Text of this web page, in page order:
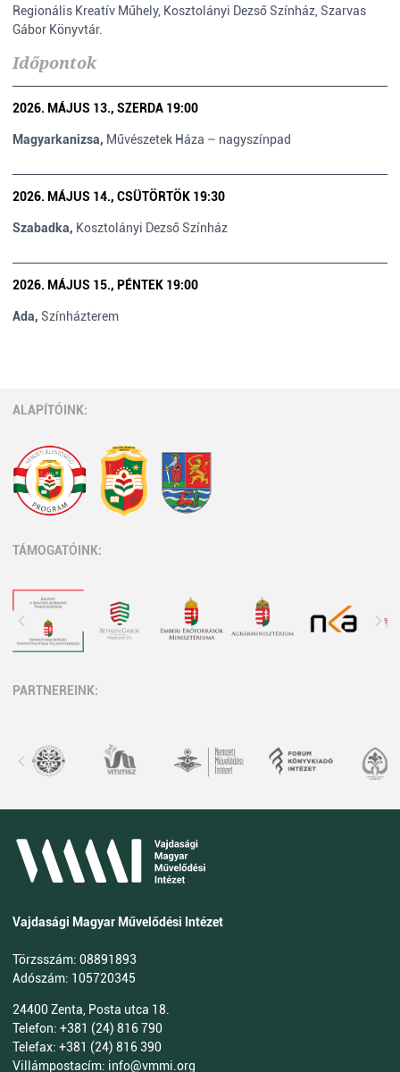
Regionális Kreatív Műhely, Kosztolányi Dezső Színház, Szarvas
Gábor Könyvtár.
Időpontok
2026. MÁJUS 13., SZERDA 19:00
Magyarkanizsa, Művészetek Háza – nagyszínpad
2026. MÁJUS 14., CSÜTÖRTÖK 19:30
Szabadka, Kosztolányi Dezső Színház
2026. MÁJUS 15., PÉNTEK 19:00
Ada, Színházterem
ALAPÍTÓINK:
TÁMOGATÓINK:
PARTNEREINK:
Vajdasági Magyar Művelődési Intézet
Törzsszám: 08891893
Adószám: 105720345
24400 Zenta, Posta utca 18.
Telefon: +381 (24) 816 790
Telefax: +381 (24) 816 390
Villámpostacím: info@vmmi.org